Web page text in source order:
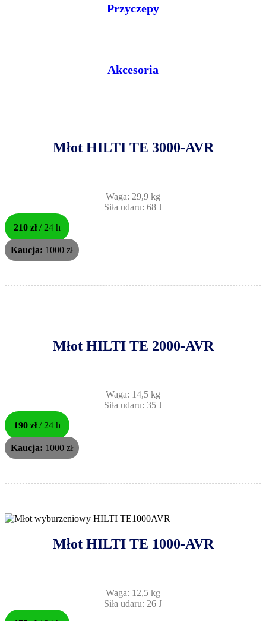
Przyczepy
Akcesoria
Młot HILTI TE 3000-AVR
Waga: 29,9 kg
Siła udaru: 68 J
210 zł/ 24 h
Kaucja: 1000 zł
Młot HILTI TE 2000-AVR
Waga: 14,5 kg
Siła udaru: 35 J
190 zł/ 24 h
Kaucja: 1000 zł
Młot HILTI TE 1000-AVR
Waga: 12,5 kg
Siła udaru: 26 J